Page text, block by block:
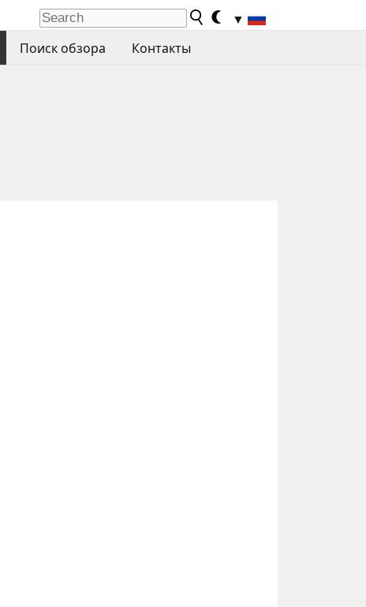
▼
Поиск обзора Контакты